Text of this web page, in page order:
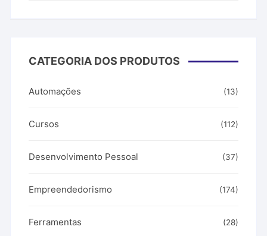
CATEGORIA DOS PRODUTOS
Automações (13)
Cursos (112)
Desenvolvimento Pessoal (37)
Empreendedorismo (174)
Ferramentas (28)